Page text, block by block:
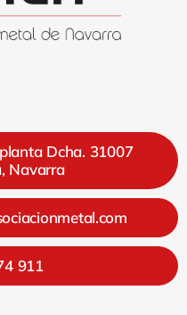
Dcha. 31007
Navarra
911